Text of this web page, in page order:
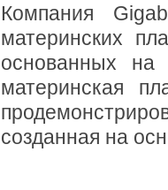
Компания
материнских
основанных на
материнская
созданная на